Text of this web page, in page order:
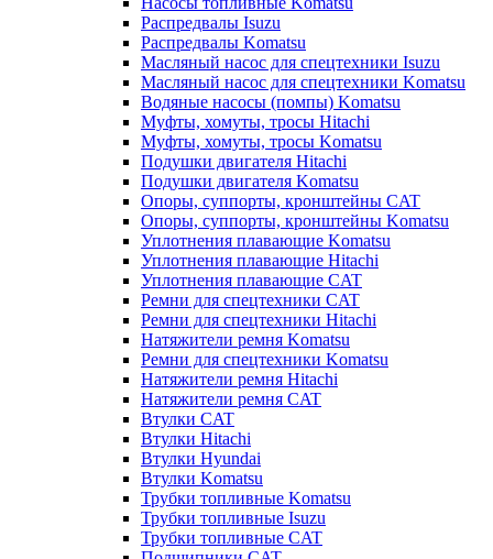
Распредвалы Isuzu
Распредвалы Komatsu
Масляный насос для спецтехники Isuzu
Масляный насос для спецтехники Komatsu
Водяные насосы (помпы) Komatsu
Муфты, хомуты, тросы Hitachi
Муфты, хомуты, тросы Komatsu
Подушки двигателя Hitachi
Подушки двигателя Komatsu
Опоры, суппорты, кронштейны CAT
Опоры, суппорты, кронштейны Komatsu
Уплотнения плавающие Komatsu
Уплотнения плавающие Hitachi
Уплотнения плавающие CAT
Ремни для спецтехники CAT
Ремни для спецтехники Hitachi
Натяжители ремня Komatsu
Ремни для спецтехники Komatsu
Натяжители ремня Hitachi
Натяжители ремня CAT
Втулки CAT
Втулки Hitachi
Втулки Hyundai
Втулки Komatsu
Трубки топливные Komatsu
Трубки топливные Isuzu
Трубки топливные CAT